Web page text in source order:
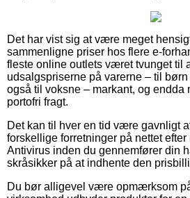
Det har vist sig at være meget
sammenligne priser hos flere e-
fleste online outlets været tvunget til
udsalgspriserne på varerne – til
også til voksne – markant, og
portofri fragt.
Det kan til hver en tid være gavnligt
forskellige forretninger på nettet
Antivirus inden du gennemfører din
skråsikker på at indhente den
Du bør alligevel være opmærksom